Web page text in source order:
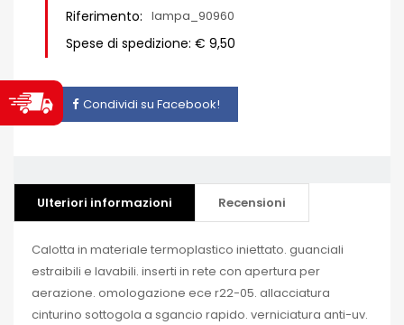
Riferimento: lampa_90960
Spese di spedizione: € 9,50
Condividi su Facebook!
Ulteriori informazioni Recensioni
Calotta in materiale termoplastico iniettato. guanciali
estraibili e lavabili. inserti in rete con apertura per
aerazione. omologazione ece r22-05. allacciatura
cinturino sottogola a sgancio rapido. verniciatura anti-uv.